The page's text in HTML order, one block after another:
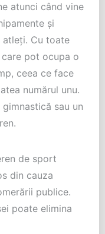
atunci când vine
şi
atleţi. Cu toate
pot ocupa o
ceea ce face
numărul unu.
sau un
de sport
din cauza
publice.
poate elimina